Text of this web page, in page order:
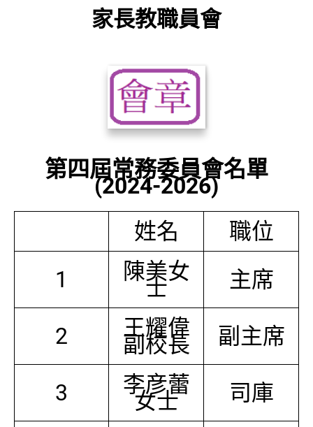
家長教職員會
第四屆常務委員會名單
(2024-2026)
姓名
職位
1
陳美女
士 主席
2 王耀偉
副校長 副主席
3 李彦蕾
女士 司庫